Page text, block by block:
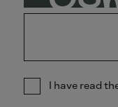
I have read